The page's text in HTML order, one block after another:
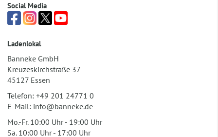
Social Media
Ladenlokal
Banneke GmbH
Kreuzeskirchstraße 37
45127 Essen
Telefon: +49 201 24771 0
E-Mail: info@banneke.de
Mo.-Fr. 10:00 Uhr - 19:00 Uhr
Sa. 10:00 Uhr - 17:00 Uhr